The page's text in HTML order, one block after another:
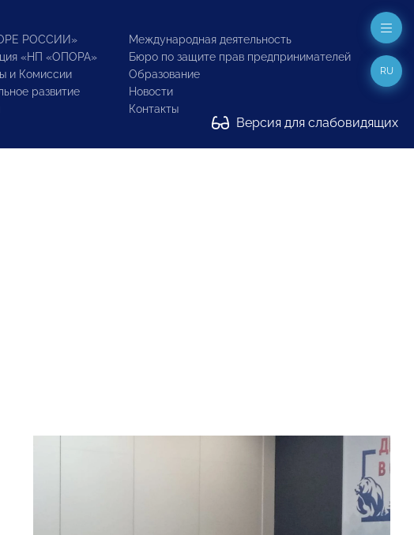
РОССИИ»
«НП «ОПОРА»
и Комиссии
развитие
Международная деятельность
Бюро по защите прав предпринимателей
Образование
Новости
Контакты
Версия для слабовидящих
RU